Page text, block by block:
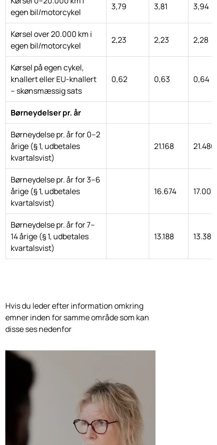
egen bil/motorcykel
3,79 3,81 3,94
Kørsel over 20.000 km i
egen bil/motorcykel
2,23 2,23 2,28
Kørsel på egen cykel,
knallert eller EU-knallert
– skønsmæssig sats
0,62 0,63 0,64
Børneydelser pr. år
Børneydelse pr. år for 0–2
årige (§ 1, udbetales
kvartalsvist)
21.168 21.480
Børneydelse pr. år for 3–6
årige (§ 1, udbetales
kvartalsvist)
16.674 17.004
Børneydelse pr. år for 7–
14 årige (§ 1, udbetales
kvartalsvist)
13.188 13.380
Hvis du leder efter information omkring
emner inden for samme område som kan
disse ses nedenfor